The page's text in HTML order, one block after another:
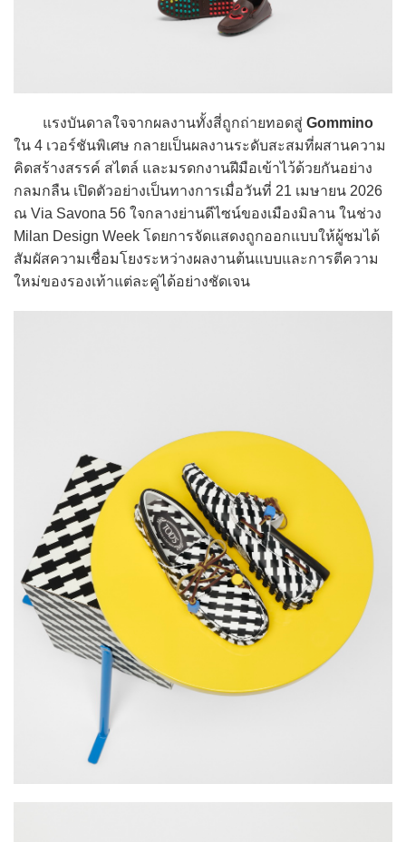
แรงบันดาลใจจากผลงานทั้งสี่ถูกถ่ายทอดสู่ Gommino
ใน 4 เวอร์ชันพิเศษ กลายเป็นผลงานระดับสะสมที่ผสานความ
คิดสร้างสรรค์ สไตล์ และมรดกงานฝีมือเข้าไว้ด้วยกันอย่าง
กลมกลืน เปิดตัวอย่างเป็นทางการเมื่อวันที่ 21 เมษายน 2026
ณ Via Savona 56 ใจกลางย่านดีไซน์ของเมืองมิลาน ในช่วง
Milan Design Week โดยการจัดแสดงถูกออกแบบให้ผู้ชมได้
สัมผัสความเชื่อมโยงระหว่างผลงานต้นแบบและการตีความ
ใหม่ของรองเท้าแต่ละคู่ได้อย่างชัดเจน